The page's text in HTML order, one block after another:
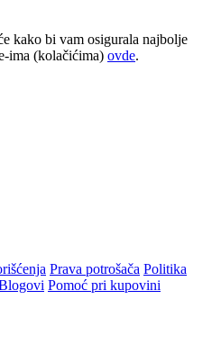
kako bi vam osigurala najbolje
ima (kolačićima) ovde.
Prava potrošača Politika
Pomoć pri kupovini